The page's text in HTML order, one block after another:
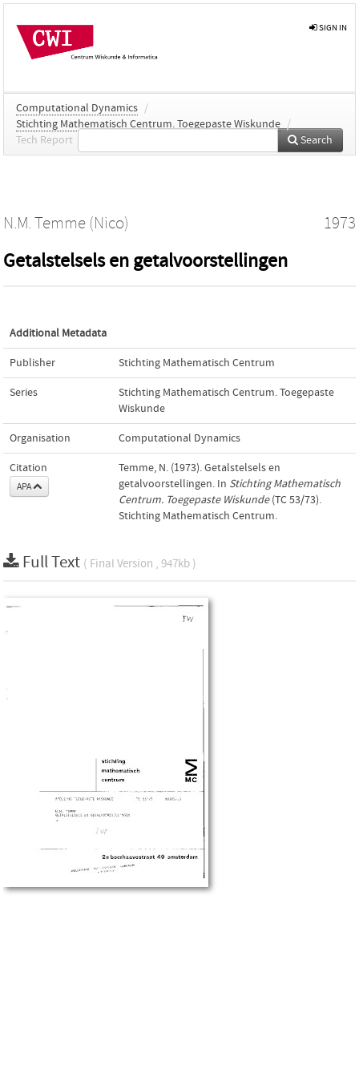
SIGN IN
Computational Dynamics /
Stichting Mathematisch Centrum. Toegepaste Wiskunde /
Tech Report
Search
N.M. Temme (Nico) 1973
Getalstelsels en getalvoorstellingen
Additional Metadata
Publisher Stichting Mathematisch Centrum
Series
Stichting Mathematisch Centrum. Toegepaste
Wiskunde
Organisation Computational Dynamics
Citation
APA
Temme, N. (1973). Getalstelsels en
getalvoorstellingen. In Stichting Mathematisch
Centrum. Toegepaste Wiskunde(TC 53/73).
Stichting Mathematisch Centrum.
Full Text ( Final Version , 947kb )